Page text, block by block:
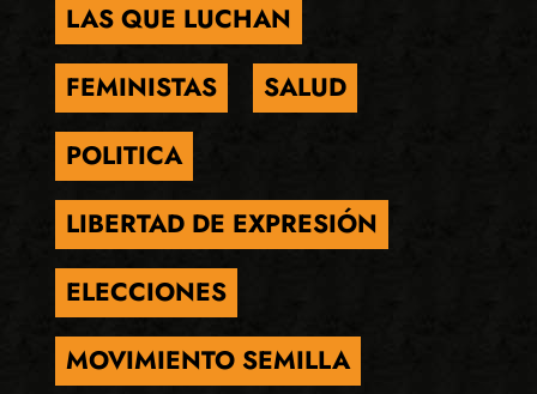
LAS QUE LUCHAN
FEMINISTAS
SALUD
POLITICA
LIBERTAD DE EXPRESIÓN
ELECCIONES
MOVIMIENTO SEMILLA